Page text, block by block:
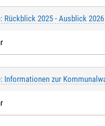
Rückblick 2025 - Ausblick 2026
Informationen zur